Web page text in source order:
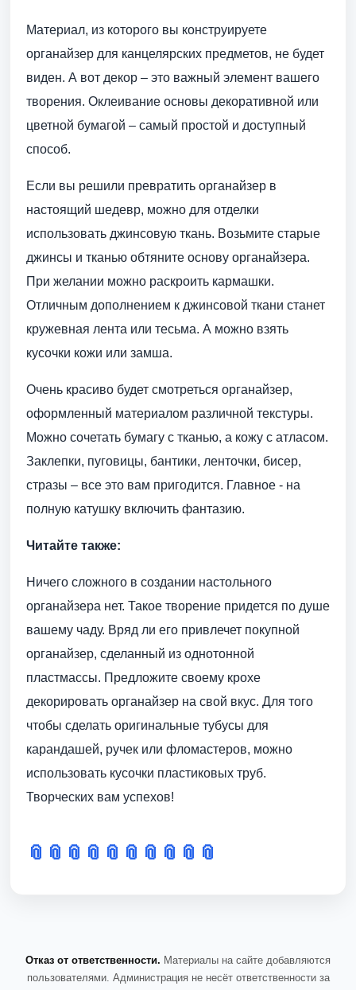
Материал, из которого вы конструируете
органайзер для канцелярских предметов, не будет
виден. А вот декор – это важный элемент вашего
творения. Оклеивание основы декоративной или
цветной бумагой – самый простой и доступный
способ.
Если вы решили превратить органайзер в
настоящий шедевр, можно для отделки
использовать джинсовую ткань. Возьмите старые
джинсы и тканью обтяните основу органайзера.
При желании можно раскроить кармашки.
Отличным дополнением к джинсовой ткани станет
кружевная лента или тесьма. А можно взять
кусочки кожи или замша.
Очень красиво будет смотреться органайзер,
оформленный материалом различной текстуры.
Можно сочетать бумагу с тканью, а кожу с атласом.
Заклепки, пуговицы, бантики, ленточки, бисер,
стразы – все это вам пригодится. Главное - на
полную катушку включить фантазию.
Читайте также:
Ничего сложного в создании настольного
органайзера нет. Такое творение придется по душе
вашему чаду. Вряд ли его привлечет покупной
органайзер, сделанный из однотонной
пластмассы. Предложите своему крохе
декорировать органайзер на свой вкус. Для того
чтобы сделать оригинальные тубусы для
карандашей, ручек или фломастеров, можно
использовать кусочки пластиковых труб.
Творческих вам успехов!
📎 📎 📎 📎 📎 📎 📎 📎 📎 📎
Отказ от ответственности. Материалы на сайте добавляются
пользователями. Администрация не несёт ответственности за